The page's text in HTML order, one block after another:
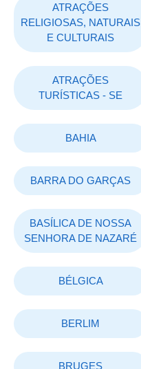
ATRAÇÕES
RELIGIOSAS, NATURAIS
E CULTURAIS
ATRAÇÕES
TURÍSTICAS - SE
BAHIA
BARRA DO GARÇAS
BASÍLICA DE NOSSA
SENHORA DE NAZARÉ
BÉLGICA
BERLIM
BRUGES